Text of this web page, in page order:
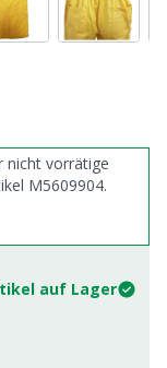
nicht vorrätige
M5609904.
auf Lager